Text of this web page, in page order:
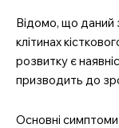
Відомо, що даний
клітинах
розвитку є
призводить до
Основні